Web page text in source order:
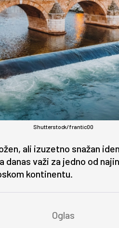
Shutterstock/frantic00
ali izuzetno snažan
danas važi za jedno od
kontinentu.